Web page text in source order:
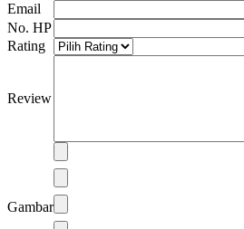
Email
No. HP
Rating
Review
Gambar